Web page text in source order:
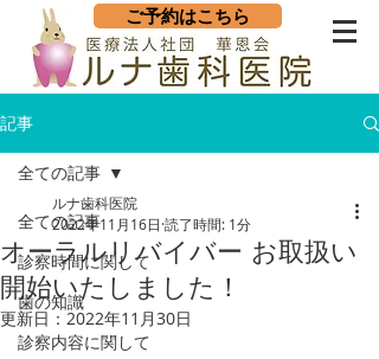
ご予約はこちら
記事
全ての記事
診察時間に関して
歯の知識
診察内容に関して
全ての記事
オーラルリバイバー お取扱い
開始いたしました！
ルナ歯科医院
2022年11月16日 読了時間: 1分
更新日：2022年11月30日